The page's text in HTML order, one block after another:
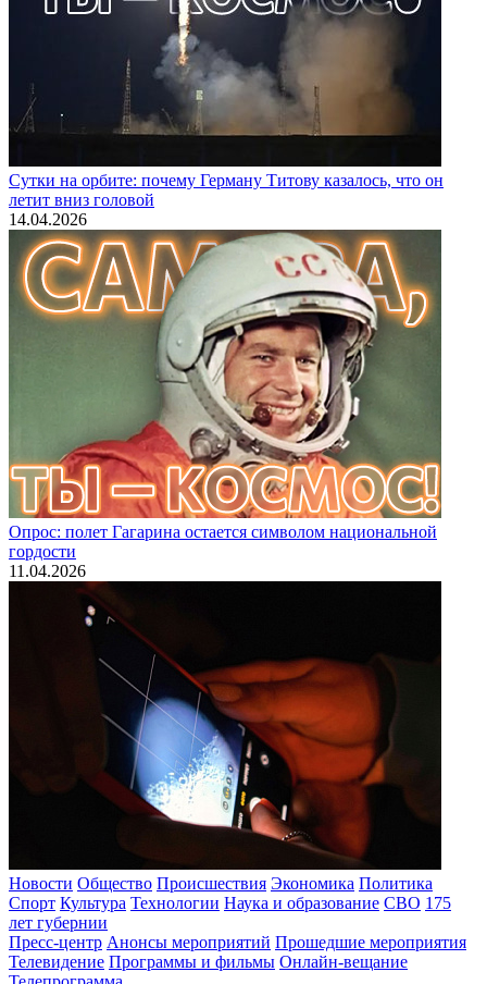
Сутки на орбите: почему Герману Титову казалось, что он
летит вниз головой
14.04.2026
Опрос: полет Гагарина остается символом национальной
гордости
11.04.2026
Новости Общество Происшествия Экономика Политика
Спорт Культура Технологии Наука и образование СВО 175
лет губернии
Пресс-центр Анонсы мероприятий Прошедшие мероприятия
Телевидение Программы и фильмы Онлайн-вещание